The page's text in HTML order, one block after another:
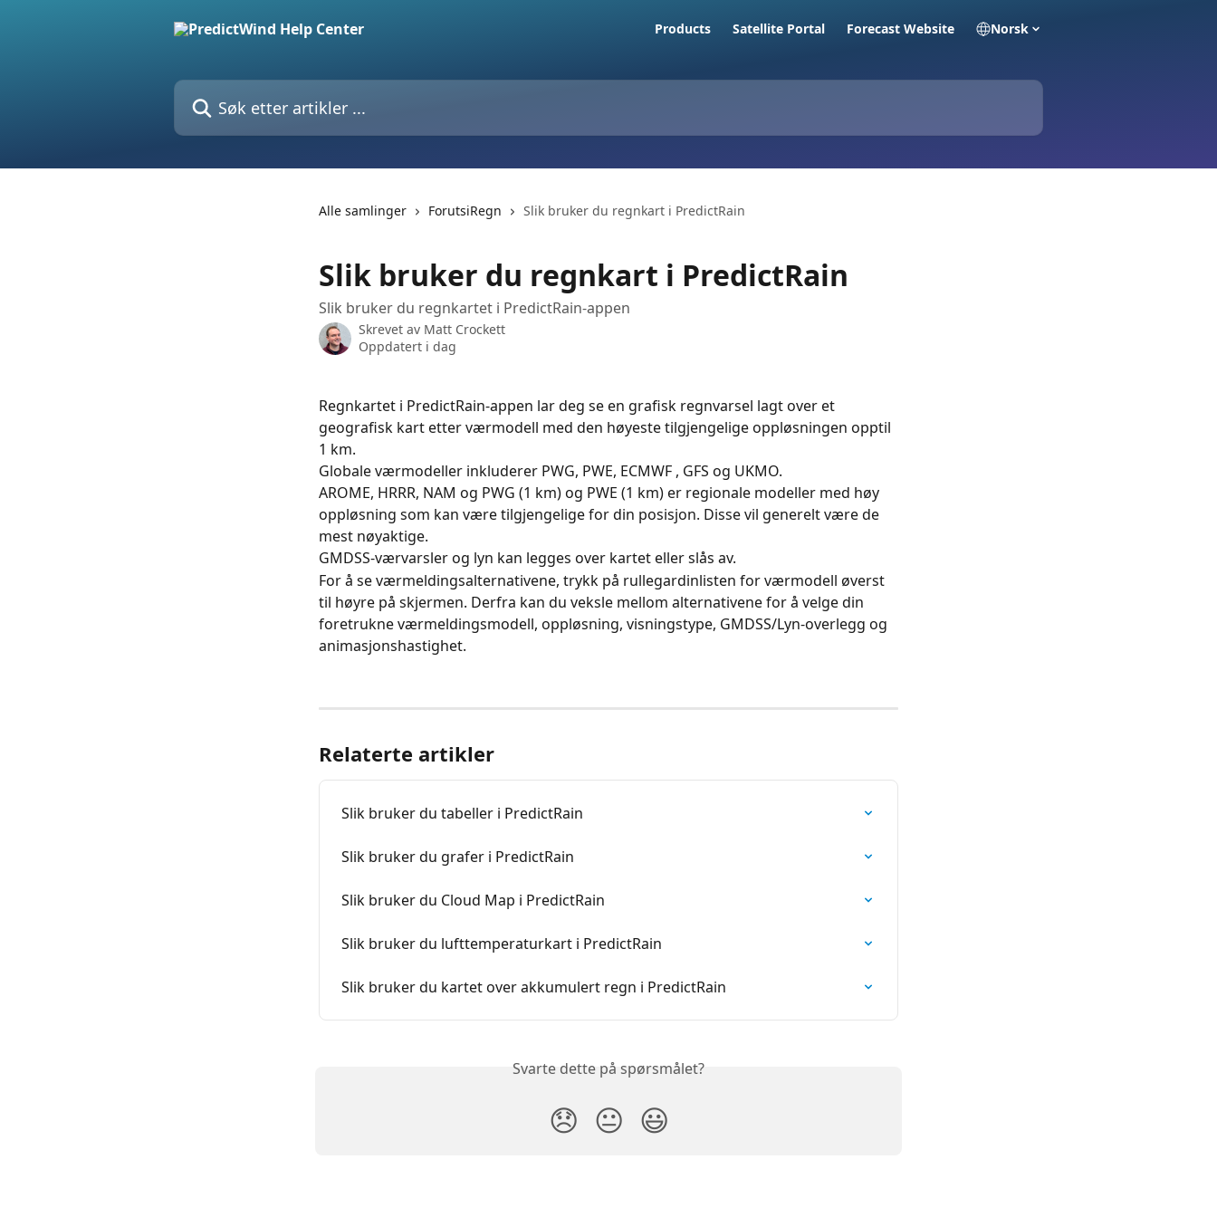
Products Satellite Portal Forecast Website Norsk
Søk etter artikler ...
Alle samlinger ForutsiRegn Slik bruker du regnkart i PredictRain
Slik bruker du regnkart i PredictRain
Slik bruker du regnkartet i PredictRain-appen
Skrevet av Matt Crockett
Oppdatert i dag
Regnkartet i PredictRain-appen lar deg se en grafisk regnvarsel lagt over et
geografisk kart etter værmodell med den høyeste tilgjengelige oppløsningen opptil
1 km.
Globale værmodeller inkluderer PWG, PWE, ECMWF , GFS og UKMO.
AROME, HRRR, NAM og PWG (1 km) og PWE (1 km) er regionale modeller med høy
oppløsning som kan være tilgjengelige for din posisjon. Disse vil generelt være de
mest nøyaktige.
GMDSS-værvarsler og lyn kan legges over kartet eller slås av.
For å se værmeldingsalternativene, trykk på rullegardinlisten for værmodell øverst
til høyre på skjermen. Derfra kan du veksle mellom alternativene for å velge din
foretrukne værmeldingsmodell, oppløsning, visningstype, GMDSS/Lyn-overlegg og
animasjonshastighet.
Relaterte artikler
Slik bruker du tabeller i PredictRain
Slik bruker du grafer i PredictRain
Slik bruker du Cloud Map i PredictRain
Slik bruker du lufttemperaturkart i PredictRain
Slik bruker du kartet over akkumulert regn i PredictRain
Svarte dette på spørsmålet?
😞 😐 😃